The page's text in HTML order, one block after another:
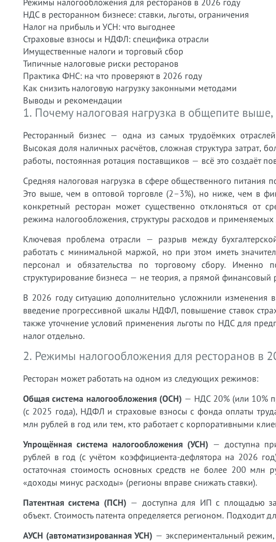
НДС в ресторанном бизнесе: ставки, льготы, ограничения
Налог на прибыль и УСН: что выгоднее
Страховые взносы и НДФЛ: специфика отрасли
Имущественные налоги и торговый сбор
Типичные налоговые риски ресторанов
Практика ФНС: на что проверяют в 2026 году
Как снизить налоговую нагрузку законными методами
Выводы и рекомендации
1. Почему налоговая нагрузка в общепите выше,
Ресторанный бизнес — одна из самых трудоёмких
Высокая доля наличных расчётов, сложная структура затрат,
работы, постоянная ротация поставщиков — всё это создаёт
Средняя налоговая нагрузка в сфере общественного
Это выше, чем в оптовой торговле (2–3%), но ниже, чем в
конкретный ресторан может существенно отклоняться от
режима налогообложения, структуры расходов и применяемых
Ключевая проблема отрасли — разрыв между
работать с минимальной маржой, но при этом иметь
персонал и обязательства по торговому сбору. Именно
структурирование бизнеса — не теория, а прямой финансовый
В 2026 году ситуацию дополнительно усложнили
введение прогрессивной шкалы НДФЛ, повышение ставок
также уточнение условий применения льготы по НДС для
налог отдельно.
2. Режимы налогообложения для ресторанов в
Ресторан может работать на одном из следующих режимов:
Общая система налогообложения (ОСН) — НДС 20% (или 10%
(с 2025 года), НДФЛ и страховые взносы с фонда оплаты
млн рублей в год или тем, кто работает с корпоративными
Упрощённая система налогообложения (УСН) — доступна
рублей в год (с учётом коэффициента-дефлятора на 2026
остаточная стоимость основных средств не более 200
«доходы минус расходы» (регионы вправе снижать ставки).
Патентная система (ПСН) — доступна для ИП с площадью
объект. Стоимость патента определяется регионом. Подходит
АУСН (автоматизированная УСН) — экспериментальный